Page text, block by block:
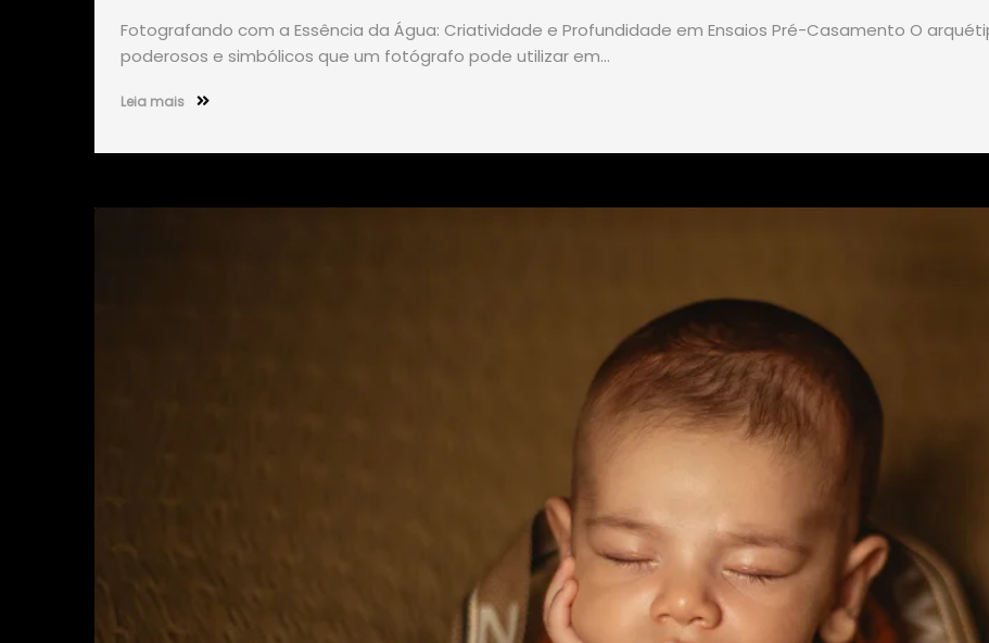
Fotografando com a Essência da Água: Criatividade e Profundidade em Ensaios Pré-Casamento O
poderosos e simbólicos que um fotógrafo pode utilizar em…
Leia mais